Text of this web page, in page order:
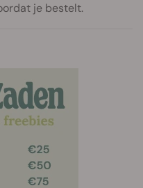
je bestelt.